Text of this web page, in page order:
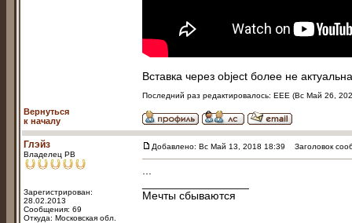
Вставка через object более не
Последний раз редактировалось: EEE (Вс Май 26,
Вернуться
к началу
Глэйз
Владелец РВ
Зарегистрирован:
28.02.2013
Сообщения: 69
Откуда: Московская обл.
Добавлено: Вс Май 13, 2018 18:39 Заголовок
Мечты сбываются